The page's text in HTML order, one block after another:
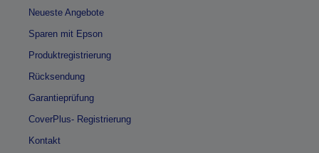
Neueste Angebote
Sparen mit Epson
Produktregistrierung
Rücksendung
Garantieprüfung
CoverPlus- Registrierung
Kontakt